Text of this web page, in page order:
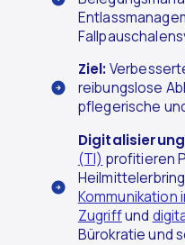
Ziel:
reibungslose
pflegerische
(TI) profitieren
Kommunikation
Zugriffund
Bürokratie und